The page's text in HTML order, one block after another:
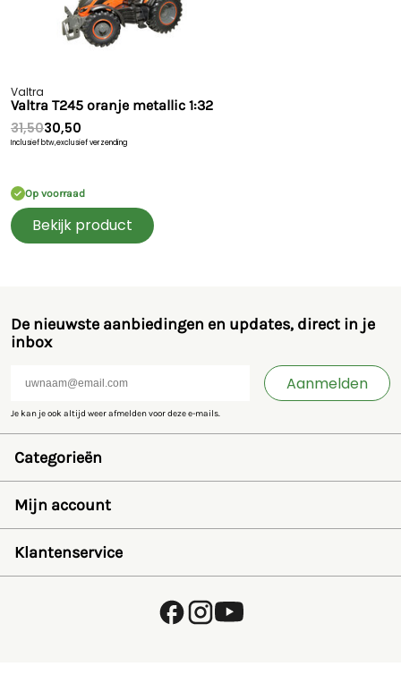
Valtra
Valtra T245 oranje metallic 1:32
31,5030,50
Inclusief btw,exclusief verzending
Op voorraad
Bekijk product
De nieuwste aanbiedingen en updates, direct in je
inbox
Aanmelden
Je kan je ook altijd weer afmelden voor deze e-mails.
Categorieën
Bruder
SIKU
Rolly Toys
Britains
Kids Globe
Jamara
Mijn account
Wensenlijst
Wachtwoord herstellen
Account aanmaken
Klantenservice